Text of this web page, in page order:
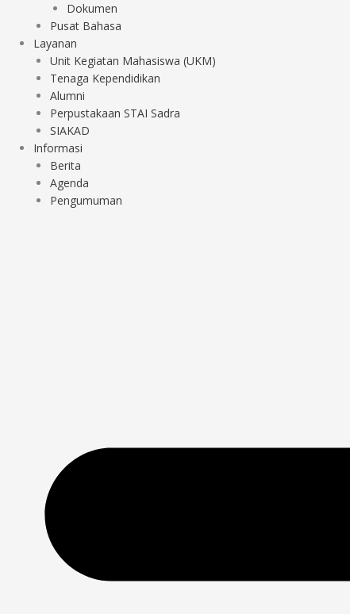
Dokumen
Pusat Bahasa
Layanan
Unit Kegiatan Mahasiswa (UKM)
Tenaga Kependidikan
Alumni
Perpustakaan STAI Sadra
SIAKAD
Informasi
Berita
Agenda
Pengumuman